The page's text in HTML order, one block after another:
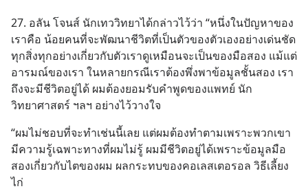
27. อลัน โจนส์ นักเทววิทยาได้กล่าวไว้ว่า “หนึ่งในปัญหาของ
เราคือ น้อยคนที่จะพัฒนาชีวิตที่เป็นตัวของตัวเองอย่างเด่นชัด
ทุกสิ่งทุกอย่างเกี่ยวกับตัวเราดูเหมือนจะเป็นของมือสอง แม้แต่
อารมณ์ของเรา ในหลายกรณีเราต้องพึ่งพาข้อมูลชั้นสอง เรา
ถึงจะมีชีวิตอยู่ได้ ผมต้องยอมรับคำพูดของแพทย์ นัก
วิทยาศาสตร์ ฯลฯ อย่างไว้วางใจ
“ผมไม่ชอบที่จะทำเช่นนี้เลย แต่ผมต้องทำตามเพราะพวกเขา
มีความรู้เฉพาะทางที่ผมไม่รู้ ผมมีชีวิตอยู่ได้เพราะข้อมูลมือ
สองเกี่ยวกับไตของผม ผลกระทบของคอเลสเตอรอล วิธีเลี้ยง
ไก่